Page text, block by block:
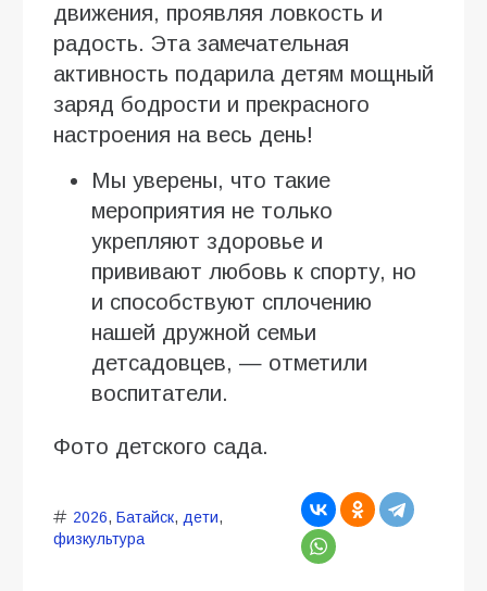
движения, проявляя ловкость и
радость. Эта замечательная
активность подарила детям мощный
заряд бодрости и прекрасного
настроения на весь день!
Мы уверены, что такие
мероприятия не только
укрепляют здоровье и
прививают любовь к спорту, но
и способствуют сплочению
нашей дружной семьи
детсадовцев, — отметили
воспитатели.
Фото детского сада.
2026, Батайск, дети,
физкультура